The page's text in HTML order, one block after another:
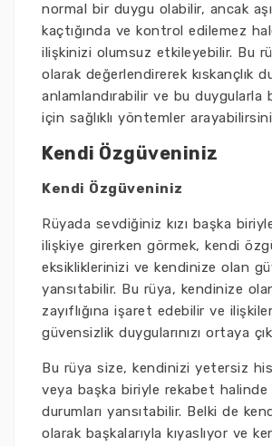
normal bir duygu olabilir, ancak
kaçtığında ve kontrol edilemez
ilişkinizi olumsuz etkileyebilir. Bu
olarak değerlendirerek kıskançlık
anlamlandırabilir ve bu duygularla
için sağlıklı yöntemler
Kendi Özgüveniniz
Kendi Özgüveniniz
Rüyada sevdiğiniz kızı başka
ilişkiye girerken görmek, kendi
eksikliklerinizi ve kendinize olan
yansıtabilir. Bu rüya, kendinize olan
zayıflığına işaret edebilir ve
güvensizlik duygularınızı ortaya
Bu rüya size, kendinizi yetersiz
veya başka biriyle rekabet halinde
durumları yansıtabilir. Belki de
olarak başkalarıyla kıyaslıyor ve